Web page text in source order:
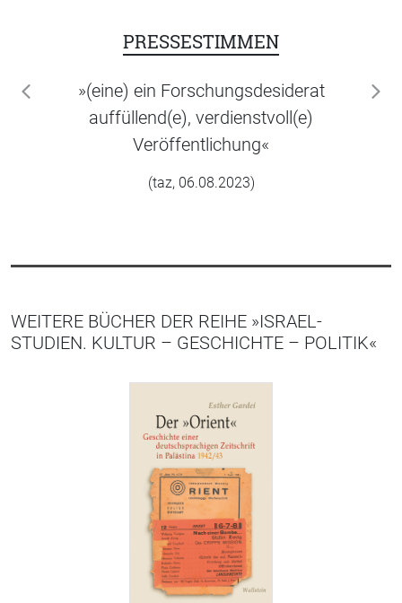
PRESSESTIMMEN
»(eine) ein Forschungsdesiderat
auffüllend(e), verdienstvoll(e)
Veröffentlichung«
(taz, 06.08.2023)
zurück
WEITERE BÜCHER DER REIHE »ISRAEL-
STUDIEN. KULTUR – GESCHICHTE – POLITIK«